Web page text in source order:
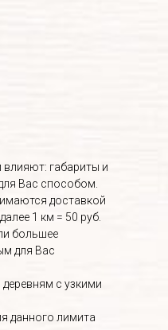
влияют: габариты и
Вас способом.
доставкой
1 км = 50 руб.
большее
для Вас
с узкими
данного лимита